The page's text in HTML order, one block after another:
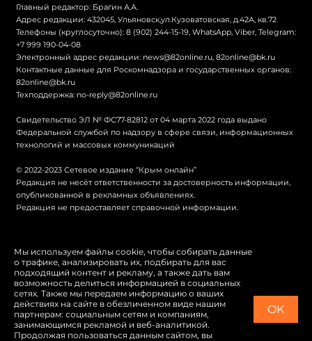
Главный редактор: Брагин А.А.
Адрес редакции: 432045, Ульяновск,ул.Кузоватовская, д.42А, кв.72
Телефоны (круглосуточно): 8 (902) 244-15-19, WhatsApp, Viber, Telegram:
+7 999 190-04-08
Электронный адрес редакции: news@82online.ru 82online@bk.ru
Контактные данные для Роскомнадзора и государственных органов:
82online@bk.ru
Техподдержка: no-reply@82online.ru
Свидетельство ЭЛ № ФС77-82812 от 04 марта 2022 года выдано
Федеральной службой по надзору в сфере связи, информационных
технологий и массовых коммуникаций
© 2022-2023 Сетевое издание “Крым онлайн”
Редакция не несёт ответственности за достоверность информации,
опубликованной в рекламных объявлениях.
Редакция не предоставляет справочной информации.
© Крым онлайн
Политика конфиденциальности
Карта сайта
Switch to English
Мы используем файлы cookie, чтобы собирать данные
о трафике, анализировать их, подбирать для вас
подходящий контент и рекламу, а также дать вам
возможность делиться информацией в социальных
сетях. Также мы передаем информацию о ваших
действиях на сайте в обезличенном виде нашим
партнерам: социальным сетям и компаниям,
занимающимся рекламой и веб-аналитикой.
Продолжая пользоваться данным сайтом, вы
OK